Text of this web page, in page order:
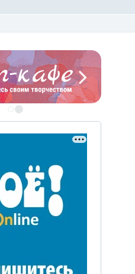
ЭТО БЫЛО В
Книга памяти воронежских
воинов-интернационалистов